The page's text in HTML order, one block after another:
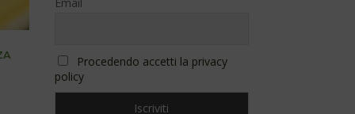
Procedendo accetti la privacy
policy